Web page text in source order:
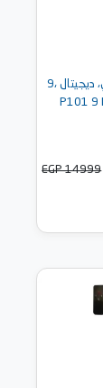
سخان فورى كهرباء بيورتي، ديجيتال ،9
EGP 14999